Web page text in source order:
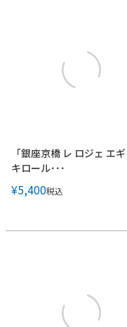
「銀座京橋 レ ロジェ エ
キロール･･･
¥5,400税込